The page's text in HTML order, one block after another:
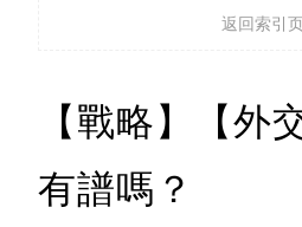
返回索引
【戰略】【外
有譜嗎？